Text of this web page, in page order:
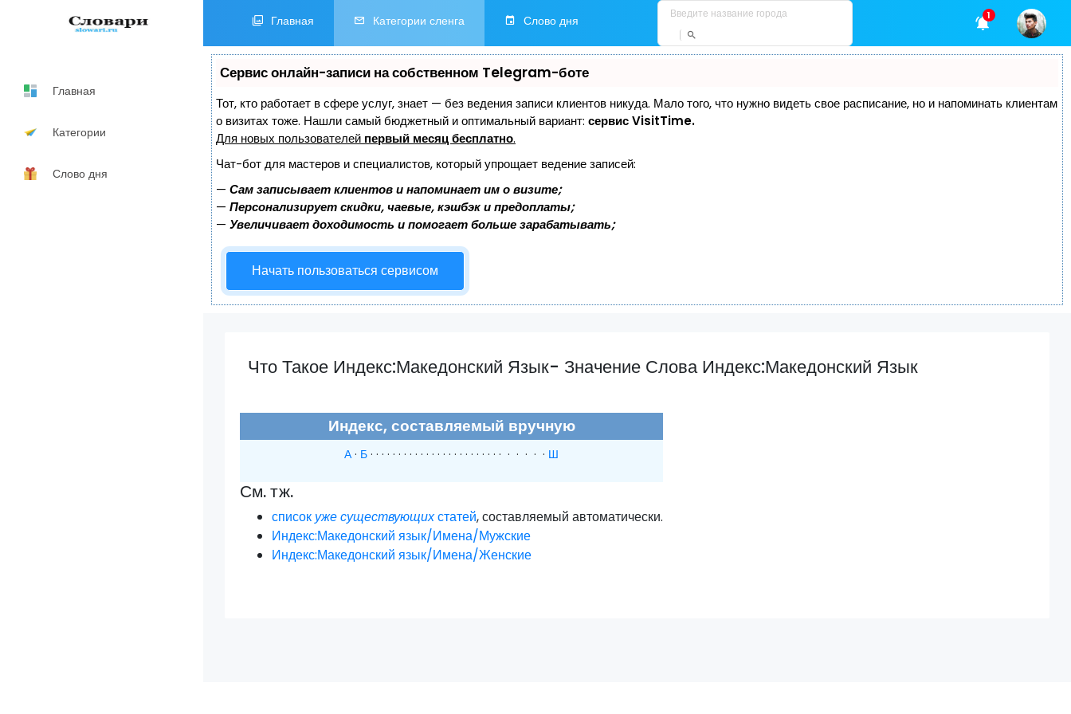
Главная Категории сленга Слово дня 1
Главная
Категории
Слово дня
Сервис онлайн-записи на собственном Telegram-боте
Тот, кто работает в сфере услуг, знает — без ведения записи клиентов никуда. Мало того, что нужно видеть свое расписание, но и напоминать клиентам
о визитах тоже. Нашли самый бюджетный и оптимальный вариант: сервис VisitTime.
Для новых пользователей первый месяц бесплатно.
Чат-бот для мастеров и специалистов, который упрощает ведение записей:
— Сам записывает клиентов и напоминает им о визите;
— Персонализирует скидки, чаевые, кэшбэк и предоплаты;
— Увеличивает доходимость и помогает больше зарабатывать;
Начать пользоваться сервисом
Что Такое Индекс:Македонский Язык- Значение Слова Индекс:Македонский Язык
Индекс, составляемый вручную
А· Б · · · · · · · · · · · · · · · · · · · · · · · · · · · · · Ш
См. тж.
список уже существующихстатей, составляемый автоматически.
Индекс:Македонский язык/Имена/Мужские
Индекс:Македонский язык/Имена/Женские